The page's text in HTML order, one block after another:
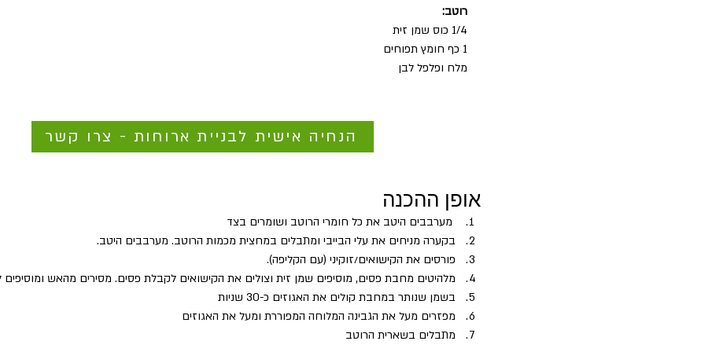
רוטב:
1/4 כוס שמן זית
1 כף חומץ תפוחים
מלח ופלפל לבן
הנחיה אישית לבניית ארוחות - צרו קשר
אופן ההכנה
מערבבים היטב את כל חומרי הרוטב ושומרים בצד
בקערה מניחים את עלי הבייבי ומתבלים במחצית מכמות הרוטב. מערבבים היטב.
פורסים את הקישואים/זוקיני (עם הקליפה).
מלהיטים מחבת פסים, מוסיפים שמן זית וצולים את הקישואים לקבלת פסים. מסירים מהאש
בשמן שנותר במחבת קולים את האגוזים כ-30 שניות
מפזרים מעל את הגבינה המלוחה המפוררת ומעל את האגוזים
מתבלים בשארית הרוטב